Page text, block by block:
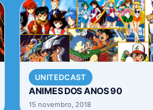
UNITEDCAST
ANIMES DOS ANOS 90
15 novembro, 2018